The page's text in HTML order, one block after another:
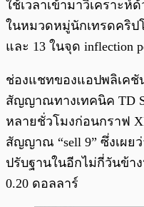
ใช้เวลาเข้ามาวิเคราะ
ในหมวดหมู่นักเทรดคริป
และ 13 ในจุด inflection
ช่องแชทของแอปพลิเคชั
สัญญาณทางเทคนิค TD
หลายชั่วโมงก่อนกราฟ
สัญญาณ “sell 9” ซึ่งเผย
ปรับฐานในอีกไม่กี่วันข้า
0.20 ดอลลาร์